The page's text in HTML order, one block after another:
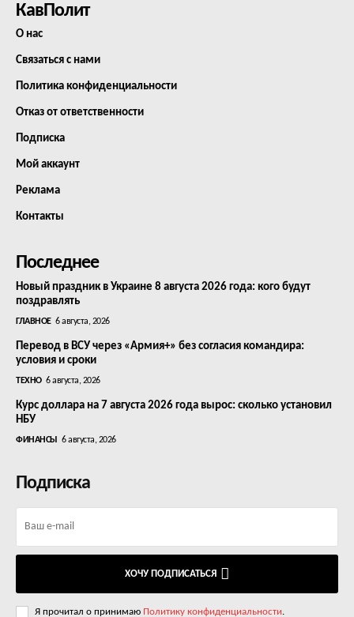
КавПолит
О нас
Связаться с нами
Политика конфиденциальности
Отказ от ответственности
Подписка
Мой аккаунт
Реклама
Контакты
Последнее
Новый праздник в Украине 8 августа 2026 года: кого будут
поздравлять
ГЛАВНОЕ 6 августа, 2026
Перевод в ВСУ через «Армия+» без согласия командира:
условия и сроки
ТЕХНО 6 августа, 2026
Курс доллара на 7 августа 2026 года вырос: сколько установил
НБУ
ФИНАНСЫ 6 августа, 2026
Подписка
ХОЧУ ПОДПИСАТЬСЯ
Я прочитал о принимаю Политику конфиденциальности.